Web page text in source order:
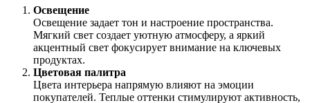
Освещение
Освещение задает тон и настроение пространства.
Мягкий свет создает уютную атмосферу, а яркий
акцентный свет фокусирует внимание на ключевых
продуктах.
Цветовая палитра
Цвета интерьера напрямую влияют на эмоции
покупателей. Теплые оттенки стимулируют активность,